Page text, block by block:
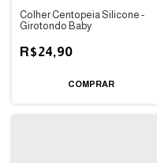
Colher Centopeia Silicone -
Girotondo Baby
R$24,90